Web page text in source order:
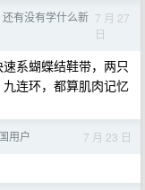
有没有学什么新 7 月 27
日
系蝴蝶结鞋带，两只
连环，都算肌肉记忆
用户 7 月 23 日